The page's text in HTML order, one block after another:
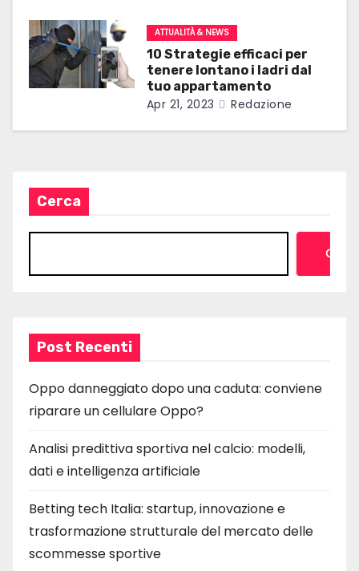
r
t
i
c
l
i
ATTUALITÀ & NEWS
10 Strategie efficaci per
tenere lontano i ladri dal
tuo appartamento
Apr 21, 2023 Redazione
Cerca
Cerca
Post Recenti
Oppo danneggiato dopo una caduta: conviene
riparare un cellulare Oppo?
Analisi predittiva sportiva nel calcio: modelli,
dati e intelligenza artificiale
Betting tech Italia: startup, innovazione e
trasformazione strutturale del mercato delle
scommesse sportive